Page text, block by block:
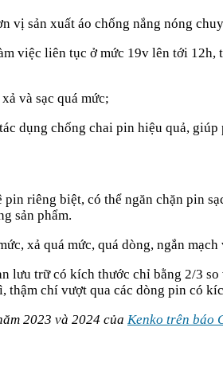
vị sản xuất áo chống nắng nóng
việc liên tục ở mức 19v lên tới
và sạc quá mức;
dụng chống chai pin hiệu quả,
riêng biệt, có thể ngăn chặn pin
sản phẩm.
xả quá mức, quá dòng, ngắn
lưu trữ có kích thước chỉ bằng 2/3
thậm chí vượt qua các dòng pin có
2023 và 2024 của Kenko trên báo